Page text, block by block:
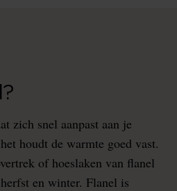
zich snel aanpast aan je
houdt de warmte goed vast.
of hoeslaken van flanel
en winter. Flanel is